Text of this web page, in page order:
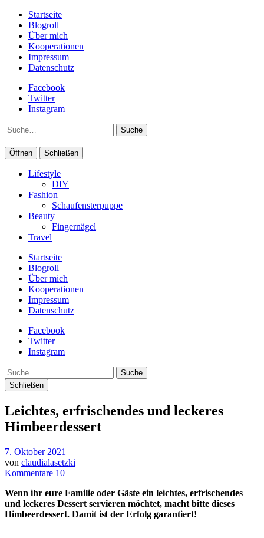
Startseite
Blogroll
Über mich
Kooperationen
Impressum
Datenschutz
Facebook
Twitter
Instagram
Suche
Öffnen Schließen
Lifestyle
DIY
Fashion
Schaufensterpuppe
Beauty
Fingernägel
Travel
Startseite
Blogroll
Über mich
Kooperationen
Impressum
Datenschutz
Facebook
Twitter
Instagram
Suche
Schließen
Leichtes, erfrischendes und leckeres
Himbeerdessert
7. Oktober 2021
von claudialasetzki
Kommentare 10
Wenn ihr eure Familie oder Gäste ein leichtes, erfrischendes
und leckeres Dessert servieren möchtet, macht bitte dieses
Himbeerdessert. Damit ist der Erfolg garantiert!